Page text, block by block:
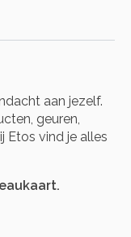
aan jezelf.
geuren,
Etos vind je alles